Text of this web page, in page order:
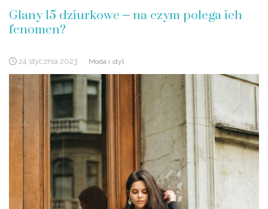
Glany 15 dziurkowe – na czym polega ich
fenomen?
24 stycznia 2023 Moda i styl